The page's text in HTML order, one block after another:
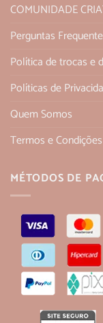
COMUNIDADE
Perguntas
Política de trocas e
Políticas de
Quem Somos
Termos e Condições
MÉTODOS DE